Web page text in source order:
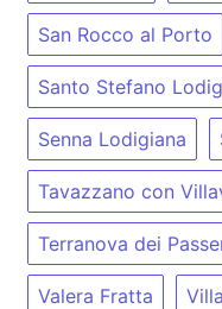
San Rocco al Porto
Santo Stefano
Senna Lodigiana
Tavazzano con
Terranova dei
Valera Fratta